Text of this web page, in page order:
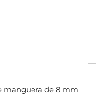
manguera de 8 mm